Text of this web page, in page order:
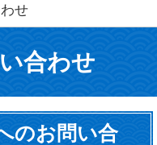
せ
合わせ
のお問い合